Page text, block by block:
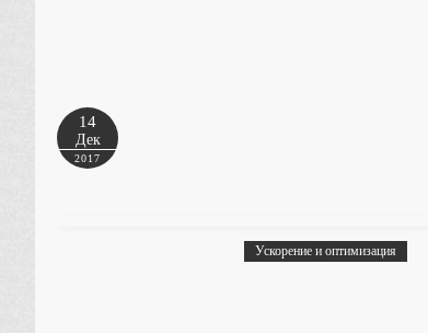
14
Дек
2017
Ускорение и оптимизация